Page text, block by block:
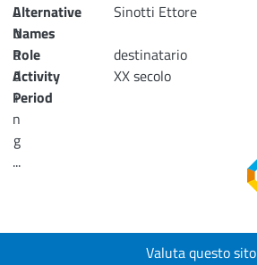
L
o
a
d
i
n
g
...
Alternative
Names
Sinotti Ettore
Role
destinatario
Activity
Period
XX secolo
Valuta questo sito